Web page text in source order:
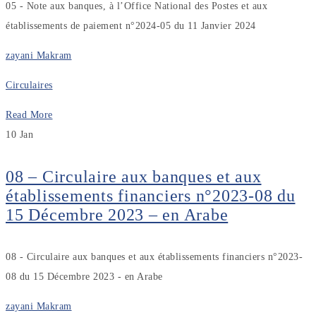
05 - Note aux banques, à l’Office National des Postes et aux
établissements de paiement n°2024-05 du 11 Janvier 2024
zayani Makram
Circulaires
Read More
10 Jan
08 – Circulaire aux banques et aux
établissements financiers n°2023-08 du
15 Décembre 2023 – en Arabe
08 - Circulaire aux banques et aux établissements financiers n°2023-
08 du 15 Décembre 2023 - en Arabe
zayani Makram